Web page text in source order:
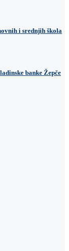
i srednjih škola
banke Žepče